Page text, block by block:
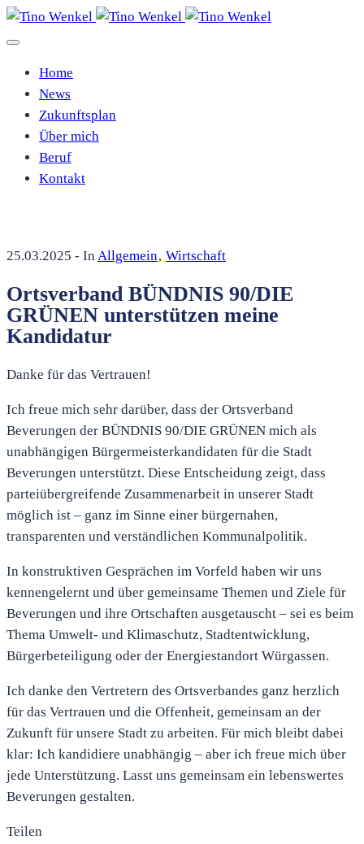
Home
News
Zukunftsplan
Über mich
Beruf
Kontakt
25.03.2025 - In Allgemein‚ Wirtschaft
Ortsverband BÜNDNIS 90/DIE
GRÜNEN unterstützen meine
Kandidatur
Danke für das Vertrauen!
Ich freue mich sehr darüber, dass der Ortsverband
Beverungen der BÜNDNIS 90/DIE GRÜNEN mich als
unabhängigen Bürgermeisterkandidaten für die Stadt
Beverungen unterstützt. Diese Entscheidung zeigt, dass
parteiübergreifende Zusammenarbeit in unserer Stadt
möglich ist – ganz im Sinne einer bürgernahen,
transparenten und verständlichen Kommunalpolitik.
In konstruktiven Gesprächen im Vorfeld haben wir uns
kennengelernt und über gemeinsame Themen und Ziele für
Beverungen und ihre Ortschaften ausgetauscht – sei es beim
Thema Umwelt- und Klimaschutz, Stadtentwicklung,
Bürgerbeteiligung oder der Energiestandort Würgassen.
Ich danke den Vertretern des Ortsverbandes ganz herzlich
für das Vertrauen und die Offenheit, gemeinsam an der
Zukunft für unsere Stadt zu arbeiten. Für mich bleibt dabei
klar: Ich kandidiere unabhängig – aber ich freue mich über
jede Unterstützung. Lasst uns gemeinsam ein lebenswertes
Beverungen gestalten.
Teilen